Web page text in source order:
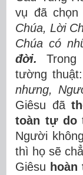
vụ đã
Chúa, Lời
Chúa có
đời.
tường thuật:
nhưng,
Giêsu đã
toàn tự do
Người không
thì họ sẽ
Giêsu